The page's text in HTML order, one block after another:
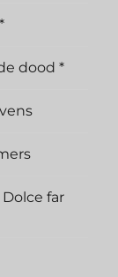
dood *
far